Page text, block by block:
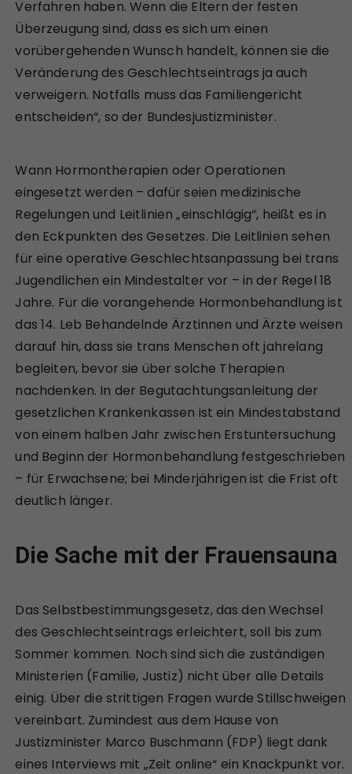
Verfahren haben. Wenn die Eltern der festen
Überzeugung sind, dass es sich um einen
vorübergehenden Wunsch handelt, können sie die
Veränderung des Geschlechtseintrags ja auch
verweigern. Notfalls muss das Familiengericht
entscheiden“, so der Bundesjustizminister.
Wann Hormontherapien oder Operationen
eingesetzt werden – dafür seien medizinische
Regelungen und Leitlinien „einschlägig“, heißt es in
den Eckpunkten des Gesetzes. Die Leitlinien sehen
für eine operative Geschlechtsanpassung bei trans
Jugendlichen ein Mindestalter vor – in der Regel 18
Jahre. Für die vorangehende Hormonbehandlung ist
das 14. Leb Behandelnde Ärztinnen und Ärzte weisen
darauf hin, dass sie trans Menschen oft jahrelang
begleiten, bevor sie über solche Therapien
nachdenken. In der Begutachtungsanleitung der
gesetzlichen Krankenkassen ist ein Mindestabstand
von einem halben Jahr zwischen Erstuntersuchung
und Beginn der Hormonbehandlung festgeschrieben
– für Erwachsene; bei Minderjährigen ist die Frist oft
deutlich länger.
Die Sache mit der Frauensauna
Das Selbstbestimmungsgesetz, das den Wechsel
des Geschlechtseintrags erleichtert, soll bis zum
Sommer kommen. Noch sind sich die zuständigen
Ministerien (Familie, Justiz) nicht über alle Details
einig. Über die strittigen Fragen wurde Stillschweigen
vereinbart. Zumindest aus dem Hause von
Justizminister Marco Buschmann (FDP) liegt dank
eines Interviews mit „Zeit online“ ein Knackpunkt vor.